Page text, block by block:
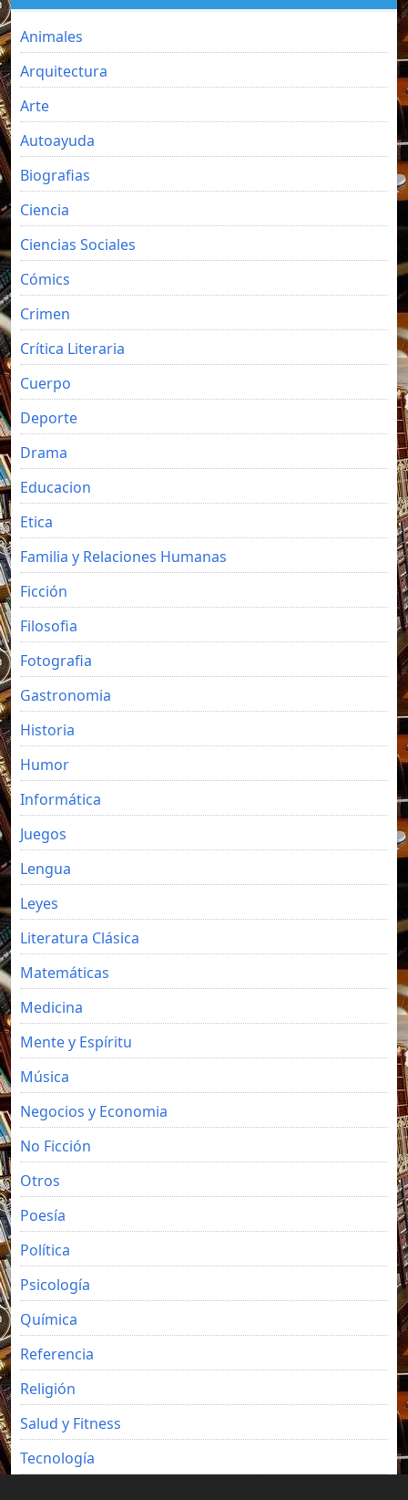
Animales
Arquitectura
Arte
Autoayuda
Biografias
Ciencia
Ciencias Sociales
Cómics
Crimen
Crítica Literaria
Cuerpo
Deporte
Drama
Educacion
Etica
Familia y Relaciones Humanas
Ficción
Filosofia
Fotografia
Gastronomia
Historia
Humor
Informática
Juegos
Lengua
Leyes
Literatura Clásica
Matemáticas
Medicina
Mente y Espíritu
Música
Negocios y Economia
No Ficción
Otros
Poesía
Política
Psicología
Química
Referencia
Religión
Salud y Fitness
Tecnología